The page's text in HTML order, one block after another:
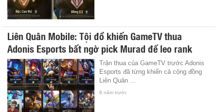
Liên Quân Mobile: Tội đồ khiến GameTV thua
Adonis Esports bất ngờ pick Murad để leo rank
Trận thua của GameTV trước Adonis
Esports đã từng khiến cả cộng đồng
Liên Quân ...
8 năm trước